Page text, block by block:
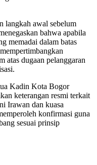
langkah awal sebelum
bahwa apabila
memadai dalam batas
atas dugaan pelanggaran
Kadin Kota Bogor
keterangan resmi terkait
Irawan dan kuasa
konfirmasi guna
sesuai prinsip